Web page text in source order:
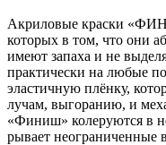
Акриловые краски
которых в том, что они
имеют запаха и не
практически на любые
эластичную плёнку,
лучам, выгоранию, и
«Финиш» колеруются в
рывает неограниченные